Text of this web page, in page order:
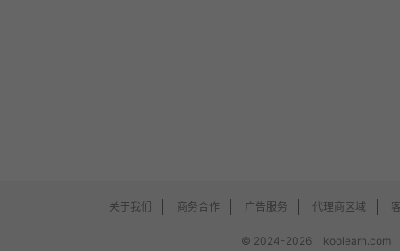
关于我们 商务合作 广告服务 代理商区域
© 2024-2026 koolearn.com